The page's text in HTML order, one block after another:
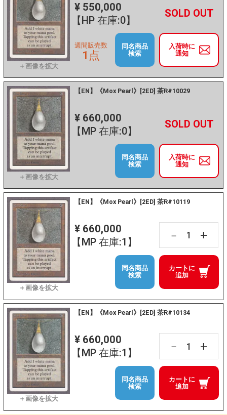
¥ 550,000
【HP 在庫:0】
－ +
入荷時に
通知
週間販売数
1点
同名商品
検索
【EN】《Mox Pearl》[2ED] 茶R#10029
¥ 660,000
【MP 在庫:0】
－ +
入荷時に
通知
同名商品
検索
【EN】《Mox Pearl》[2ED] 茶R#10119
¥ 660,000
【MP 在庫:1】
－ +
カートに
追加
同名商品
検索
【EN】《Mox Pearl》[2ED] 茶R#10134
¥ 660,000
【MP 在庫:1】
－ +
カートに
追加
同名商品
検索